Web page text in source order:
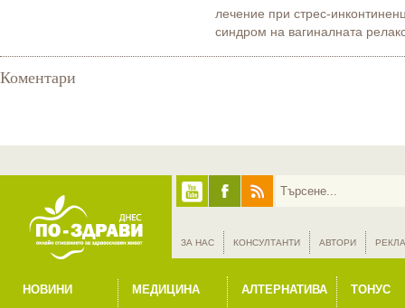
лечение при стрес-
синдром на вагиналната
Коментари
ЗА НАС КОНСУЛТАНТИ АВТОРИ
НОВИНИ
МЕДИЦИНА
АЛТЕРНАТИВА
ТОНУС